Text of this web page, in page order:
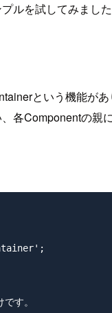
ルを試してみまし
という機能が
各Componentの親
す。